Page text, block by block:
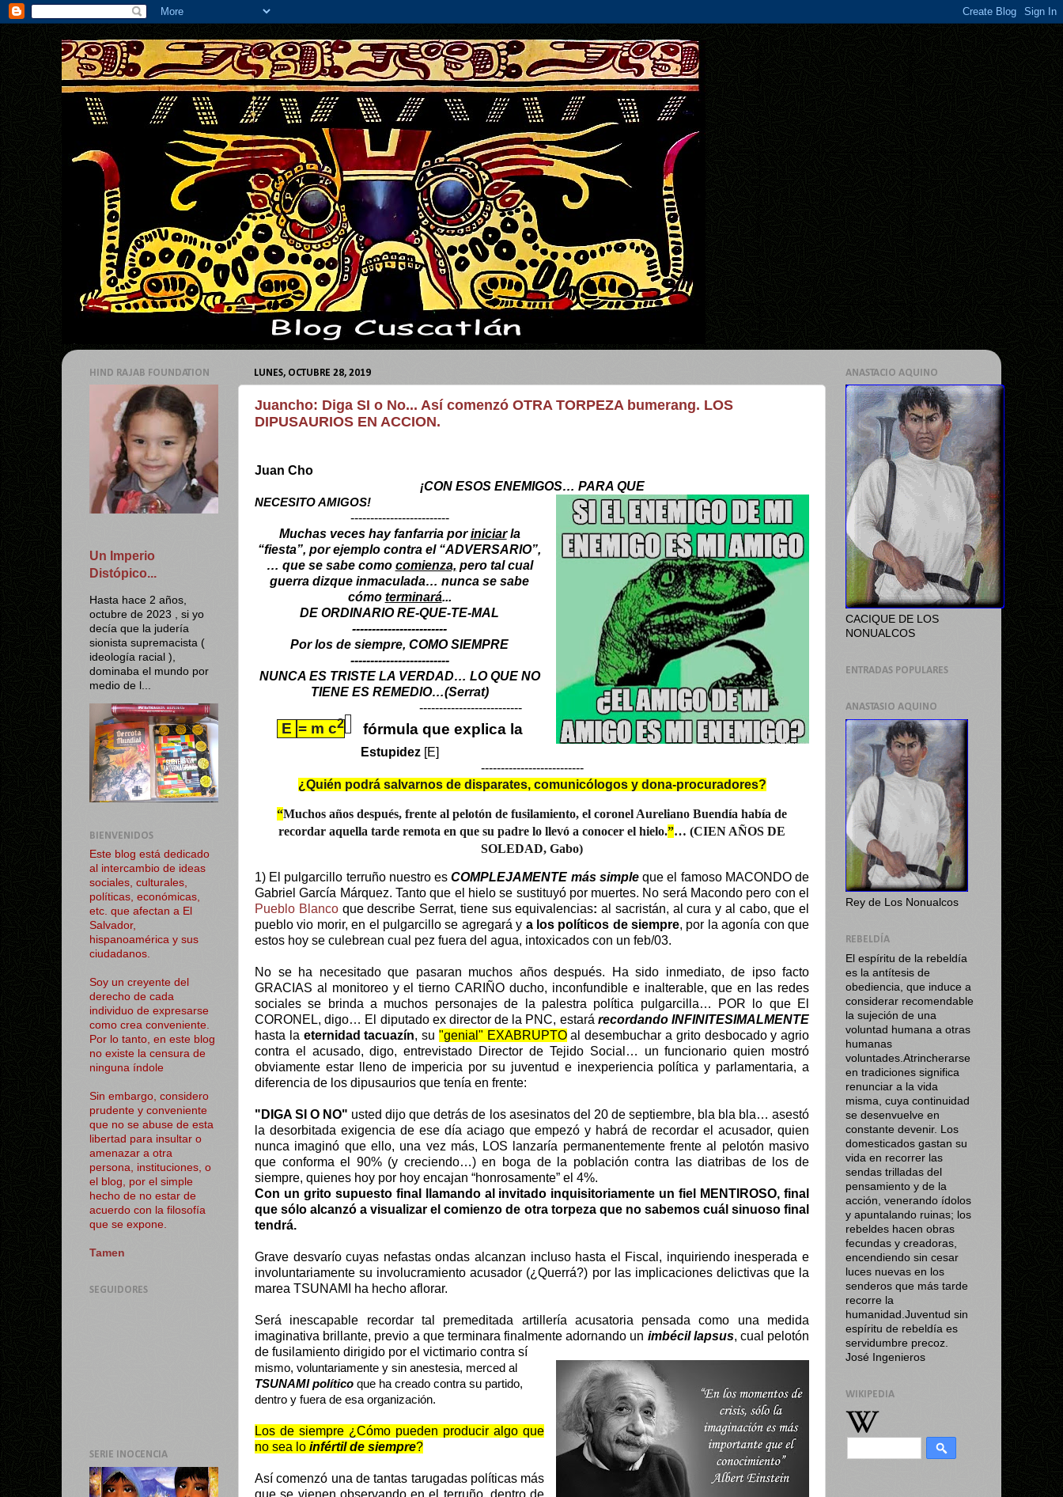
LUNES, OCTUBRE 28, 2019
Juancho: Diga SI o No... Así comenzó OTRA TORPEZA bumerang. LOS
DIPUSAURIOS EN ACCION.
Juan Cho
¡CON ESOS ENEMIGOS… PARA QUE
NECESITO AMIGOS!
-------------------------
Muchas veces hay fanfarria poriniciarla
“fiesta”, por ejemplo contra el “ADVERSARIO”,
… que se sabe como comienza, pero tal cual
guerra dizque inmaculada… nunca se sabe
cómo terminará...
DE ORDINARIO RE-QUE-TE-MAL
------------------------
Por los de siempre, COMO SIEMPRE
-------------------------
NUNCA ES TRISTE LA VERDAD… LO QUE NO
TIENE ES REMEDIO…(Serrat)
--------------------------
E = m c2 fórmula que explica la
Estupidez[E]
--------------------------
¿Quién podrá salvarnos de disparates, comunicólogos y dona-procuradores?
“Muchos años después, frente al pelotón de fusilamiento, el coronel Aureliano Buendía había de
recordar aquella tarde remota en que su padre lo llevó a conocer el hielo.”… (CIEN AÑOS DE
SOLEDAD, Gabo)
1) El pulgarcillo terruño nuestro esCOMPLEJAMENTE más simpleque el famoso MACONDO de
Gabriel García Márquez. Tanto que el hielo se sustituyó por muertes. No será Macondo pero con el
Pueblo Blancoque describe Serrat, tiene sus equivalencias: al sacristán, al cura y al cabo, que el
pueblo vio morir, en el pulgarcillo se agregará y a los políticos de siempre, por la agonía con que
estos hoy se culebrean cual pez fuera del agua, intoxicados con un feb/03.
No se ha necesitado que pasaran muchos años después. Ha sido inmediato, de ipso facto
GRACIAS al monitoreo y el tierno CARIÑO ducho, inconfundible e inalterable, que en las redes
sociales se brinda a muchos personajes de la palestra política pulgarcilla… POR lo que El
CORONEL, digo… El diputado ex director de la PNC, estará recordando INFINITESIMALMENTE
hasta la eternidad tacuazín, su "genial" EXABRUPTOal desembuchar a grito desbocado y agrio
contra el acusado, digo, entrevistado Director de Tejido Social… un funcionario quien mostró
obviamente estar lleno de impericia por su juventud e inexperiencia política y parlamentaria, a
diferencia de los dipusaurios que tenía en frente:
"DIGA SI O NO" usted dijo que detrás de los asesinatos del 20 de septiembre, bla bla bla… asestó
la desorbitada exigencia de ese día aciago que empezó y habrá de recordar el acusador, quien
nunca imaginó que ello, una vez más, LOS lanzaría permanentemente frente al pelotón masivo
que conforma el 90% (y creciendo…) en boga de la población contra las diatribas de los de
siempre, quienes hoy por hoy encajan “honrosamente” el 4%.
Con un grito supuesto final llamando al invitado inquisitoriamente un fiel MENTIROSO, final
que sólo alcanzó a visualizar el comienzo de otra torpeza que no sabemos cuál sinuoso final
tendrá.
Grave desvarío cuyas nefastas ondas alcanzan incluso hasta el Fiscal, inquiriendo inesperada e
involuntariamente su involucramiento acusador (¿Querrá?) por las implicaciones delictivas que la
marea TSUNAMI ha hecho aflorar.
Será inescapable recordar tal premeditada artillería acusatoria pensada como una medida
imaginativa brillante, previo a que terminara finalmente adornando un imbécil lapsus, cual pelotón
de fusilamiento dirigido por el victimario contra sí
mismo, voluntariamente y sin anestesia, merced al
TSUNAMI político que ha creado contra su partido,
dentro y fuera de esa organización.
Los de siempre ¿Cómo pueden producir algo que
no sea lo infértil de siempre?
Así comenzó una de tantas tarugadas políticas más
que se vienen observando en el terruño, dentro de
HIND RAJAB FOUNDATION
Un Imperio
Distópico...
Hasta hace 2 años,
octubre de 2023 , si yo
decía que la judería
sionista supremacista (
ideología racial ),
dominaba el mundo por
medio de l...
BIENVENIDOS
Este blog está dedicado
al intercambio de ideas
sociales, culturales,
políticas, económicas,
etc. que afectan a El
Salvador,
hispanoamérica y sus
ciudadanos.
Soy un creyente del
derecho de cada
individuo de expresarse
como crea conveniente.
Por lo tanto, en este blog
no existe la censura de
ninguna índole
Sin embargo, considero
prudente y conveniente
que no se abuse de esta
libertad para insultar o
amenazar a otra
persona, instituciones, o
el blog, por el simple
hecho de no estar de
acuerdo con la filosofía
que se expone.
Tamen
SEGUIDORES
SERIE INOCENCIA
ANASTACIO AQUINO
CACIQUE DE LOS
NONUALCOS
ENTRADAS POPULARES
ANASTASIO AQUINO
Rey de Los Nonualcos
REBELDÍA
El espíritu de la rebeldía
es la antítesis de
obediencia, que induce a
considerar recomendable
la sujeción de una
voluntad humana a otras
humanas
voluntades.Atrincherarse
en tradiciones significa
renunciar a la vida
misma, cuya continuidad
se desenvuelve en
constante devenir. Los
domesticados gastan su
vida en recorrer las
sendas trilladas del
pensamiento y de la
acción, venerando ídolos
y apuntalando ruinas; los
rebeldes hacen obras
fecundas y creadoras,
encendiendo sin cesar
luces nuevas en los
senderos que más tarde
recorre la
humanidad.Juventud sin
espíritu de rebeldía es
servidumbre precoz.
José Ingenieros
WIKIPEDIA